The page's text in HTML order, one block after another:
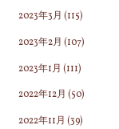
2023年3月 (115)
2023年2月 (107)
2023年1月 (111)
2022年12月 (50)
2022年11月 (39)